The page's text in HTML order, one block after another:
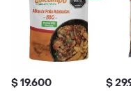
$ 19.600 $